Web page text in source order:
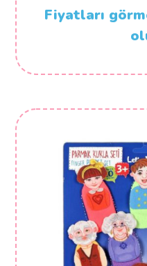
Fiyatları